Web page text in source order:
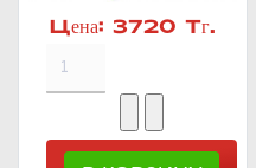
Цена: 3720 Тг.